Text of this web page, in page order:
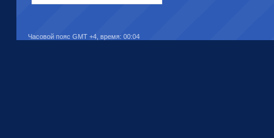
Часовой пояс GMT +4, время: 00:04